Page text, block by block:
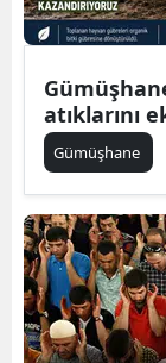
atıklarını
Gümüşhane